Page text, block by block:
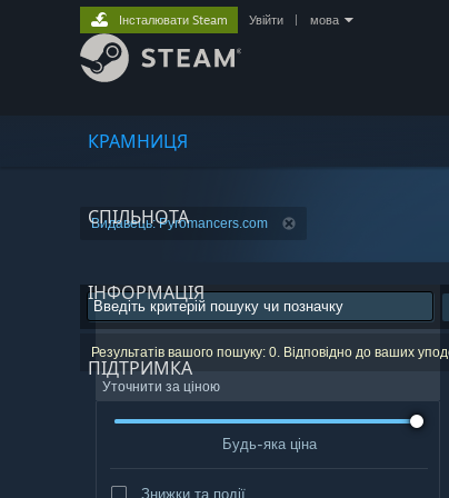
КРАМНИЦЯ
СПІЛЬНОТА
ІНФОРМАЦІЯ
ПІДТРИМКА
Інсталювати Steam Увійти мова
Видавець: Pyromancers.com
Результатів вашого пошуку: 0. Відповідно до ваших
Уточнити за ціною
Будь-яка ціна
Знижки та події